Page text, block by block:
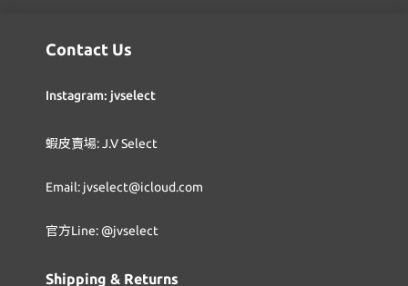
Contact Us
Instagram: jvselect
蝦皮賣場: J.V Select
Email: jvselect@icloud.com
官方Line: @jvselect
Shipping & Returns